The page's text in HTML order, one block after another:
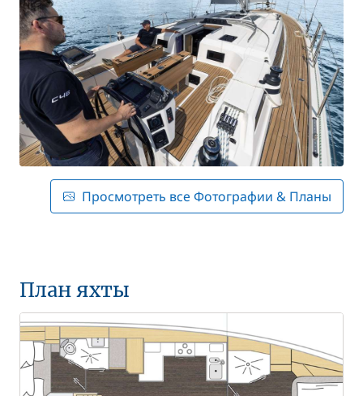
Просмотреть все Фотографии & Планы
План яхты